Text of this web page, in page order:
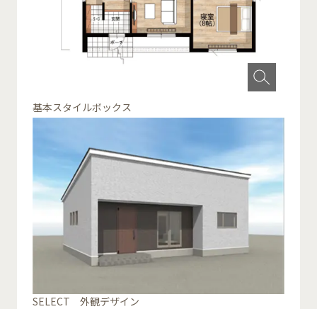
基本スタイルボックス
SELECT 外観デザイン